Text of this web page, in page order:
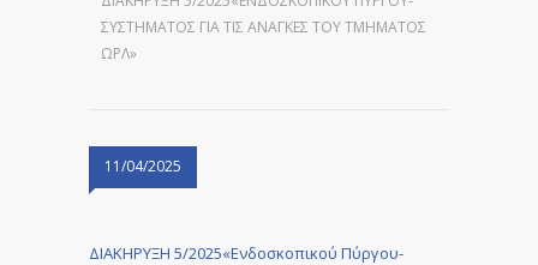
ΣΥΣΤΉΜΑΤΟΣ ΓΙΑ ΤΙΣ ΑΝΆΓΚΕΣ ΤΟΥ ΤΜΉΜΑΤΟΣ
ΩΡΛ»
11/04/2025
ΔΙΑΚΗΡΥΞΗ 5/2025«Ενδοσκοπικού Πύργου-